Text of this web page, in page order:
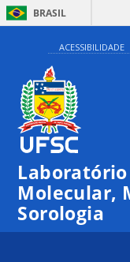
BRASIL
ACESSIBILIDADE
Molecular,
Sorologia